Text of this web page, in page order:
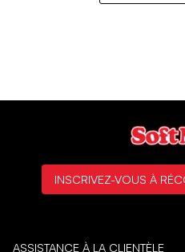
ASSISTANCE À LA CLIENTÈLE
INSCRIVEZ-VOUS À